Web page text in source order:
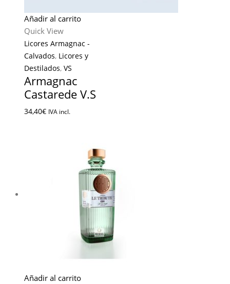
Añadir al carrito
Quick View
Licores Armagnac -
Calvados, Licores y
Destilados, VS
Armagnac
Castarede V.S
34,40€ IVA incl.
Añadir al carrito